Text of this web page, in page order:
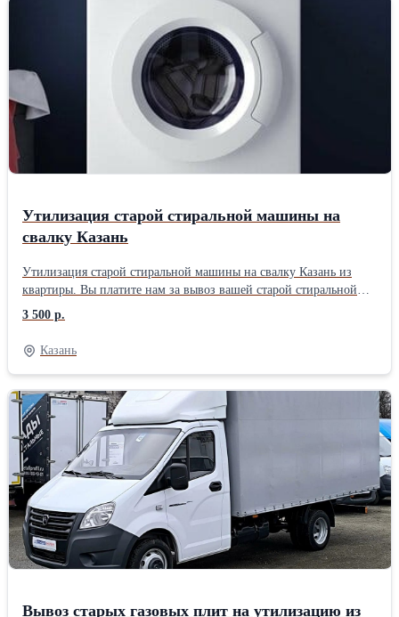
Утилизация старой стиральной машины на
свалку Казань
Утилизация старой стиральной машины на свалку Казань из
квартиры. Вы платите нам за вывоз вашей старой стиральной
машины. Избавьтесь от забот – утилизируйте старую стиральную
машину БЕЗ ХЛОПОТ! Надоело спотыкаться о старую,
сломанную стиральную машину, занимающую драгоценное
место? Хватит откладывать это на потом! Сейчас самое время
избавиться от этой головной боли раз и навсегда!
3 500 р.
Казань
Вывоз старых газовых плит на утилизацию из